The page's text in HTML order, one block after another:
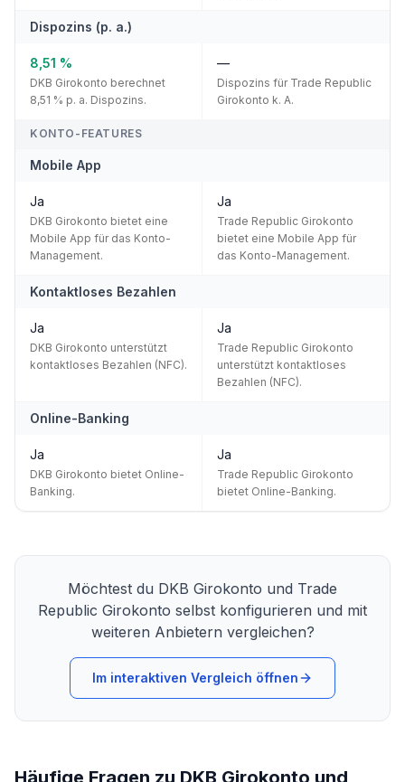
Dispozins (p. a.)
8,51 %
DKB Girokonto berechnet
8,51 % p. a. Dispozins.
—
Dispozins für Trade Republic
Girokonto k. A.
KONTO-FEATURES
Mobile App
Ja
DKB Girokonto bietet eine
Mobile App für das Konto-
Management.
Ja
Trade Republic Girokonto
bietet eine Mobile App für
das Konto-Management.
Kontaktloses Bezahlen
Ja
DKB Girokonto unterstützt
kontaktloses Bezahlen (NFC).
Ja
Trade Republic Girokonto
unterstützt kontaktloses
Bezahlen (NFC).
Online-Banking
Ja
DKB Girokonto bietet Online-
Banking.
Ja
Trade Republic Girokonto
bietet Online-Banking.
Möchtest du DKB Girokonto und Trade
Republic Girokonto selbst konfigurieren und mit
weiteren Anbietern vergleichen?
Im interaktiven Vergleich öffnen
Häufige Fragen zu DKB Girokonto und